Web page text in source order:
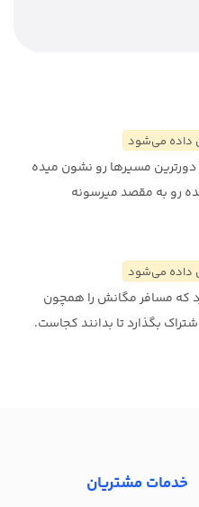
داده می‌شود
دورترین مسیرها رو نشون میده
رو به مقصد میرسونه
داده می‌شود
که مسافر مگانش را همچون
بگذارد تا بدانند کجاست.
خدمات مشتریان